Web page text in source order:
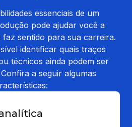
essenciais de um
pode ajudar você a
sentido para sua carreira.
identificar quais traços
técnicos ainda podem ser
a seguir algumas